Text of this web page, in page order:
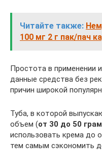
Читайте также:
100 мг 2 г пак/пач
Простота в применении
данные средства без
причин широкой
Туба, в которой
объем (от 30 до 50
использовать крема до
тем самым сэкономить